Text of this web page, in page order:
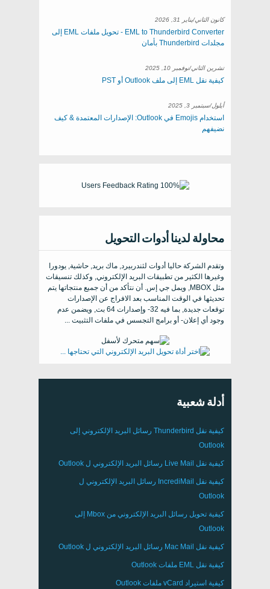
كانون الثاني/يناير 31, 2026
EML to Thunderbird Converter - تحويل ملفات EML إلى
مجلدات Thunderbird بأمان
تشرين الثاني/نوفمبر 10, 2025
كيفية نقل EML إلى ملف Outlook أو PST
أيلول/سبتمبر 3, 2025
استخدام Emojis في Outlook: الإصدارات المعتمدة & كيف
نضيفهم
محاولة لدينا أدوات التحويل
وتقدم الشركة حاليا أدوات لثندربيرد, ماك بريد, حاشية, يودورا
وغيرها الكثير من تطبيقات البريد الإلكتروني, وكذلك تنسيقات
مثل MBOX, ويمل جي إس. أن نتأكد من أن جميع منتجاتها يتم
تحديثها في الوقت المناسب بعد الافراج عن الإصدارات
توقعات جديدة, بما فيه 32- وإصدارات 64 بت, ويضمن عدم
وجود أي إعلان- أو برامج التجسس في ملفات التثبيت ...
أدلة شعبية
كيفية نقل Thunderbird رسائل البريد الإلكتروني إلى
Outlook
كيفية نقل Live Mail رسائل البريد الإلكتروني ل Outlook
كيفية نقل IncrediMail رسائل البريد الإلكتروني ل
Outlook
كيفية تحويل رسائل البريد الإلكتروني من Mbox
إلى
Outlook
كيفية نقل Mac Mail رسائل البريد الإلكتروني ل Outlook
كيفية نقل EML ملفات Outlook
كيفية استيراد vCard ملفات Outlook